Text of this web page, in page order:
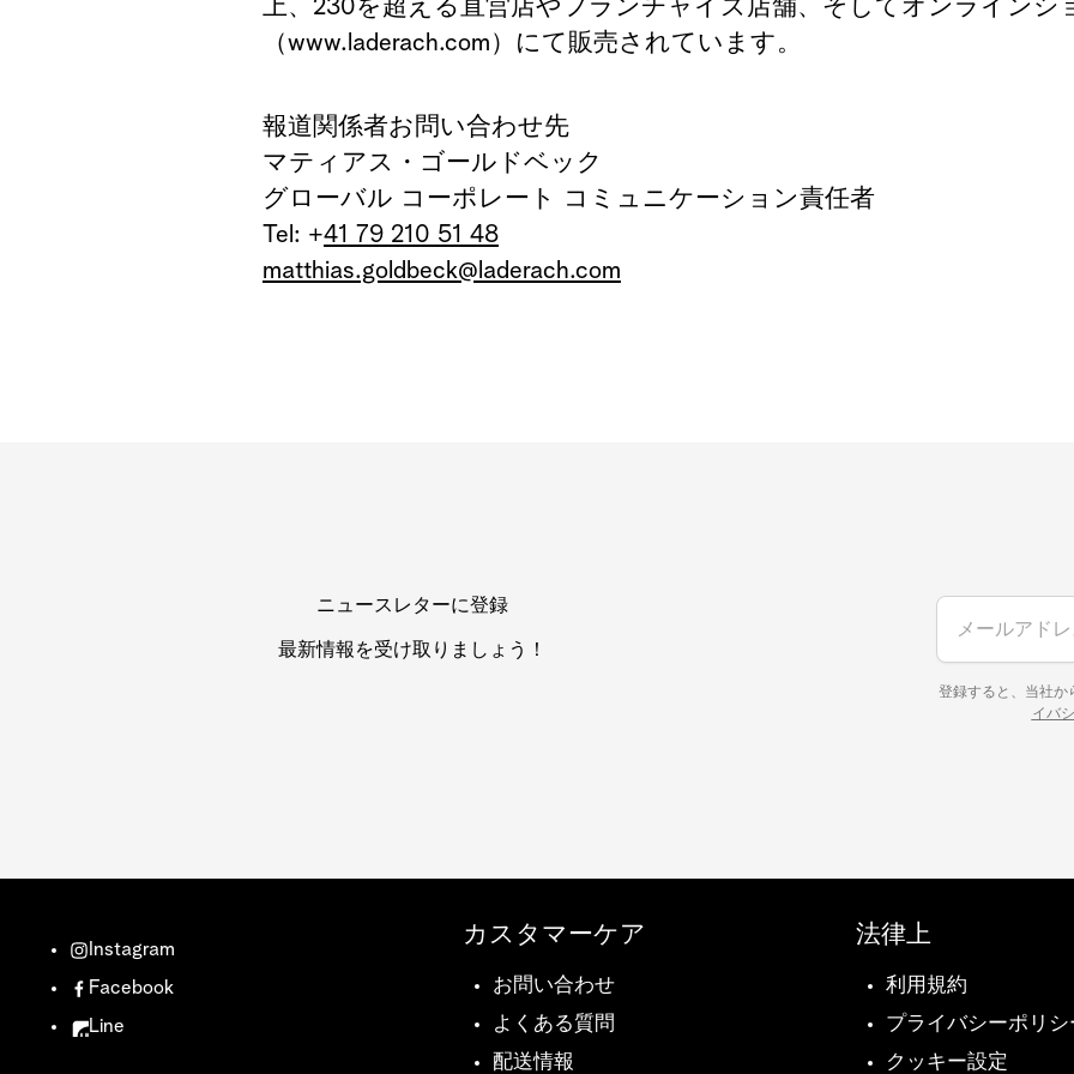
上、 230を超える直営店やフランチャイズ店舗、そしてオンラインシ
（ www.laderach.com ）にて販売されています。
報道関係者お問い合わせ先
マティアス ・ゴールドベック
グローバル コーポレート コミュニケーション責任者
Tel: +41 79 210 51 48
matthias.goldbeck@laderach.com
ニュースレターに登録
最新情報を受け取りましょう！
登録すると、当社か
イバ
Instagram
Facebook
Line
カスタマーケア
お問い合わせ
よくある質問
配送情報
法律上
利用規約
プライバシーポリシ
クッキー設定